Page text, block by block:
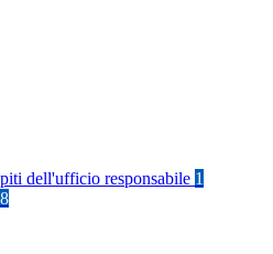
dell'ufficio responsabile 1